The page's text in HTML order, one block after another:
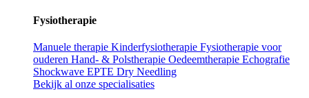
Fysiotherapie
Manuele therapie Kinderfysiotherapie Fysiotherapie voor
ouderen Hand- & Polstherapie Oedeemtherapie Echografie
Shockwave EPTE Dry Needling
Bekijk al onze specialisaties